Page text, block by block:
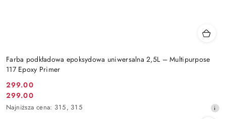
Farba podkładowa epoksydowa uniwersalna 2,5L – Multipurpose
117 Epoxy Primer
Cena
promocyjna:
299.00
Cena
promocyjna:
299.00
Najniższa
Najniższa cena: 315, 315